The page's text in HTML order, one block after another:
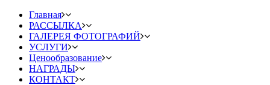
Главная
РАССЫЛКА
ГАЛЕРЕЯ ФОТОГРАФИЙ
УСЛУГИ
Ценообразование
НАГРАДЫ
КОНТАКТ